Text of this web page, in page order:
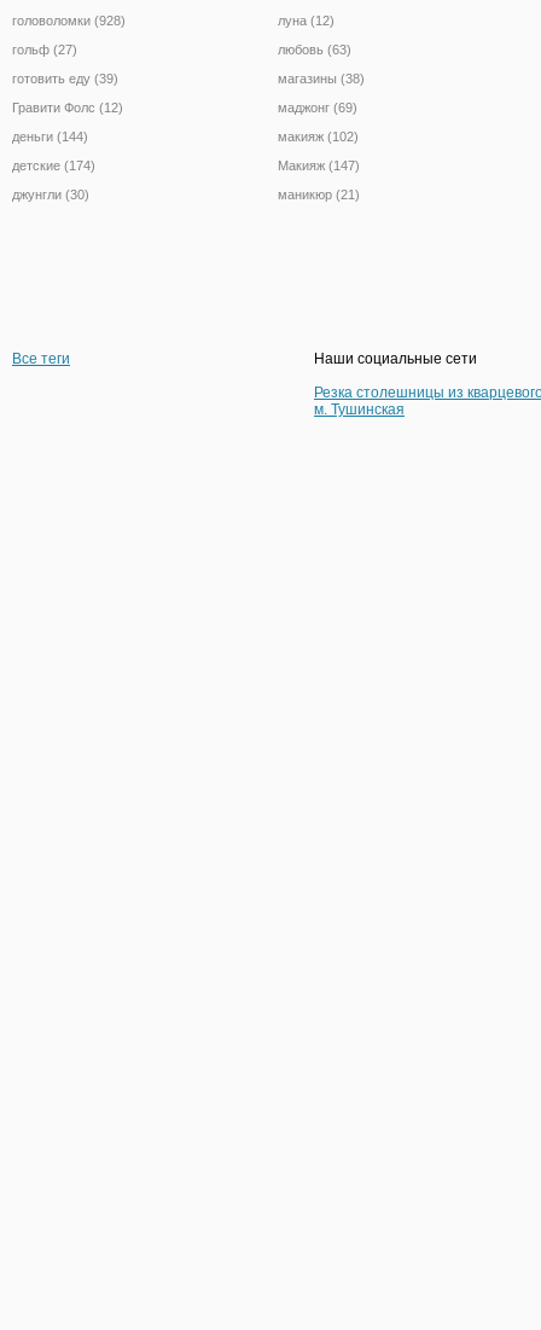
головоломки (928)
гольф (27)
готовить еду (39)
Гравити Фолс (12)
деньги (144)
детские (174)
джунгли (30)
луна (12)
любовь (63)
магазины (38)
маджонг (69)
макияж (102)
Макияж (147)
маникюр (21)
Все теги
Наши социальные сети
Резка столешницы из
м. Тушинская